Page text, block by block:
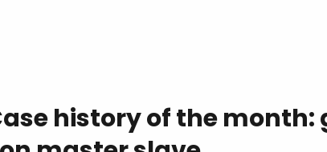
history of the month: